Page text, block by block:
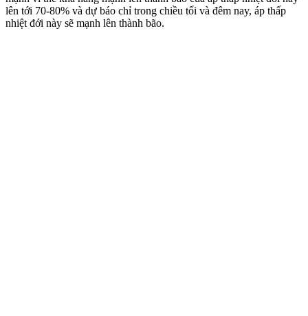
lên tới 70-80% và dự báo chỉ trong chiều tối và đêm nay, áp thấp
nhiệt đới này sẽ mạnh lên thành bão.